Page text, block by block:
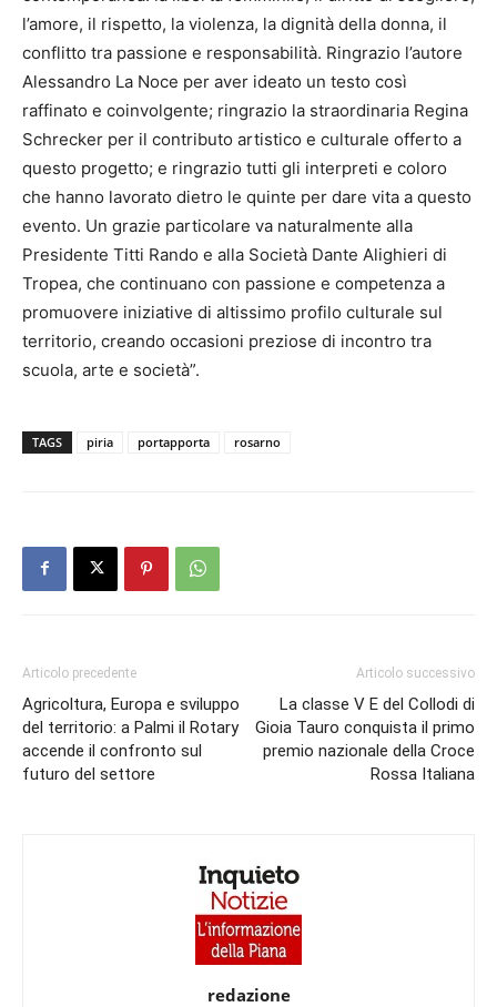
l’amore, il rispetto, la violenza, la dignità della donna, il
conflitto tra passione e responsabilità. Ringrazio l’autore
Alessandro La Noce per aver ideato un testo così
raffinato e coinvolgente; ringrazio la straordinaria Regina
Schrecker per il contributo artistico e culturale offerto a
questo progetto; e ringrazio tutti gli interpreti e coloro
che hanno lavorato dietro le quinte per dare vita a questo
evento. Un grazie particolare va naturalmente alla
Presidente Titti Rando e alla Società Dante Alighieri di
Tropea, che continuano con passione e competenza a
promuovere iniziative di altissimo profilo culturale sul
territorio, creando occasioni preziose di incontro tra
scuola, arte e società”.
TAGS piria portapporta rosarno
Articolo precedente
Agricoltura, Europa e sviluppo
del territorio: a Palmi il Rotary
accende il confronto sul
futuro del settore
Articolo successivo
La classe V E del Collodi di
Gioia Tauro conquista il primo
premio nazionale della Croce
Rossa Italiana
redazione